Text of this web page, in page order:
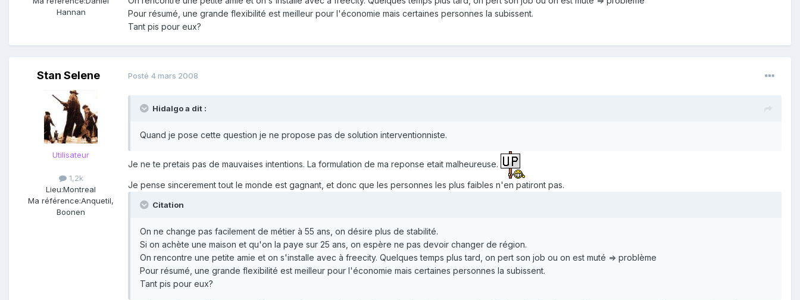
Hannan
Pour résumé, une grande flexibilité est meilleur pour l'économie mais certaines personnes la subissent.
Tant pis pour eux?
Stan Selene
Utilisateur
1,2k
Lieu:Montreal
Ma référence:Anquetil,
Boonen
Posté 4 mars 2008
Hidalgo a dit :
Quand je pose cette question je ne propose pas de solution interventionniste.
Je ne te pretais pas de mauvaises intentions. La formulation de ma reponse etait malheureuse.
Je pense sincerement tout le monde est gagnant, et donc que les personnes les plus faibles n'en patiront pas.
Citation
On ne change pas facilement de métier à 55 ans, on désire plus de stabilité.
Si on achète une maison et qu'on la paye sur 25 ans, on espère ne pas devoir changer de région.
On rencontre une petite amie et on s'installe avec à freecity. Quelques temps plus tard, on pert son job ou on est muté => problème
Pour résumé, une grande flexibilité est meilleur pour l'économie mais certaines personnes la subissent.
Tant pis pour eux?